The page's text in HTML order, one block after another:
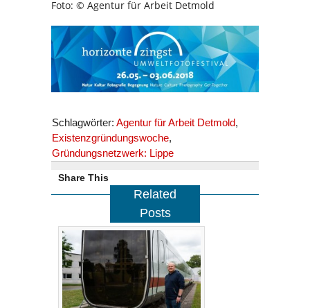
Foto: © Agentur für Arbeit Detmold
Schlagwörter: Agentur für Arbeit Detmold,
Existenzgründungswoche,
Gründungsnetzwerk: Lippe
Share This
Related
Posts